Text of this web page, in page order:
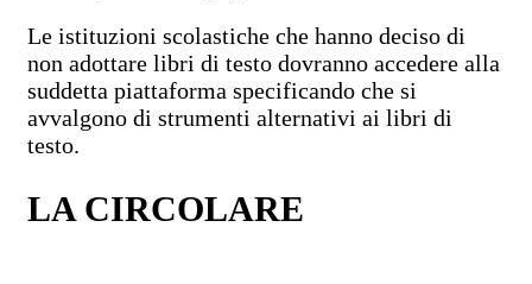
Le istituzioni scolastiche che hanno deciso di
non adottare libri di testo dovranno accedere alla
suddetta piattaforma specificando che si
avvalgono di strumenti alternativi ai libri di
testo.
LA CIRCOLARE